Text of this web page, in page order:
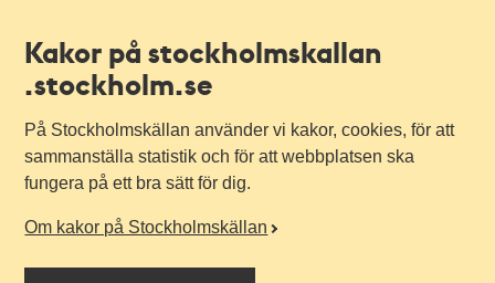
Kakor på stockholmskallan
.stockholm.se
På Stockholmskällan använder vi kakor, cookies, för att
sammanställa statistik och för att webbplatsen ska
fungera på ett bra sätt för dig.
Om kakor på Stockholmskällan